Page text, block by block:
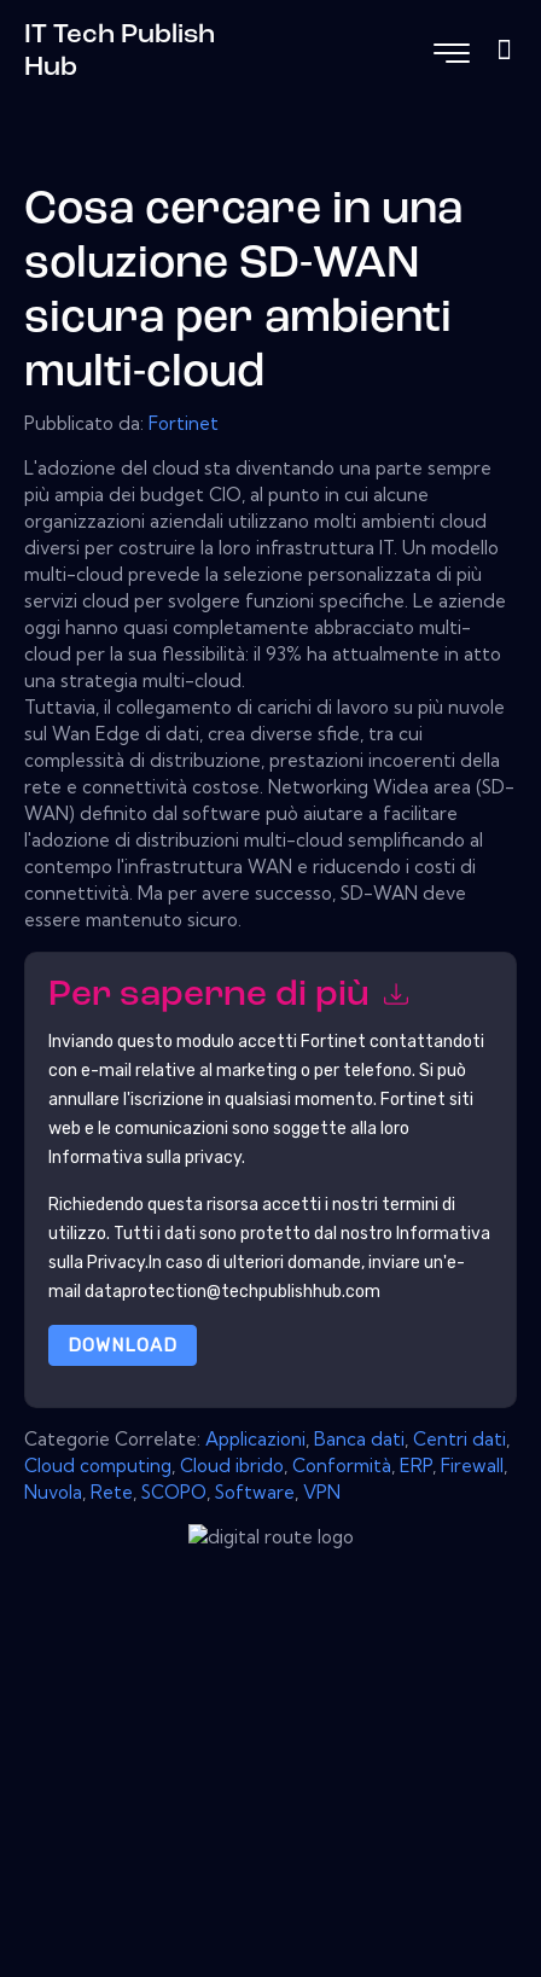
IT Tech Publish
Hub
Cosa cercare in una
soluzione SD-WAN
sicura per ambienti
multi-cloud
Pubblicato da: Fortinet
L'adozione del cloud sta diventando una parte sempre
più ampia dei budget CIO, al punto in cui alcune
organizzazioni aziendali utilizzano molti ambienti cloud
diversi per costruire la loro infrastruttura IT. Un modello
multi-cloud prevede la selezione personalizzata di più
servizi cloud per svolgere funzioni specifiche. Le aziende
oggi hanno quasi completamente abbracciato multi-
cloud per la sua flessibilità: il 93% ha attualmente in atto
una strategia multi-cloud.
Tuttavia, il collegamento di carichi di lavoro su più nuvole
sul Wan Edge di dati, crea diverse sfide, tra cui
complessità di distribuzione, prestazioni incoerenti della
rete e connettività costose. Networking Widea area (SD-
WAN) definito dal software può aiutare a facilitare
l'adozione di distribuzioni multi-cloud semplificando al
contempo l'infrastruttura WAN e riducendo i costi di
connettività. Ma per avere successo, SD-WAN deve
essere mantenuto sicuro.
Per saperne di più
Inviando questo modulo accetti Fortinet contattandoti
con e-mail relative al marketing o per telefono. Si può
annullare l'iscrizione in qualsiasi momento. Fortinet siti
web e le comunicazioni sono soggette alla loro
Informativa sulla privacy.
Richiedendo questa risorsa accetti i nostri termini di
utilizzo. Tutti i dati sono protetto dal nostro Informativa
sulla Privacy.In caso di ulteriori domande, inviare un'e-
mail dataprotection@techpublishhub.com
DOWNLOAD
Categorie Correlate: Applicazioni Banca dati Centri dati
Cloud computing Cloud ibrido Conformità ERP Firewall
Nuvola Rete SCOPO Software VPN